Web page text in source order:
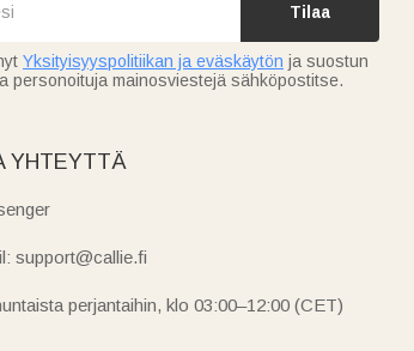
Tilaa
Yksityisyyspolitiikan ja eväskäytön ja suostun
personoituja mainosviestejä sähköpostitse.
YHTEYTTÄ
support@callie.fi
perjantaihin, klo 03:00–12:00 (CET)